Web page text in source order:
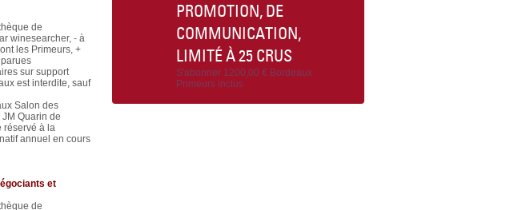
de
winesearcher, - à
les Primeurs, +
sur support
est interdite, sauf
Salon des
Quarin de
réservé à la
annuel en cours
et
de
PROMOTION, DE
COMMUNICATION,
LIMITÉ À 25 CRUS
S'abonner 1200,00 € Bordeaux
Primeurs inclus